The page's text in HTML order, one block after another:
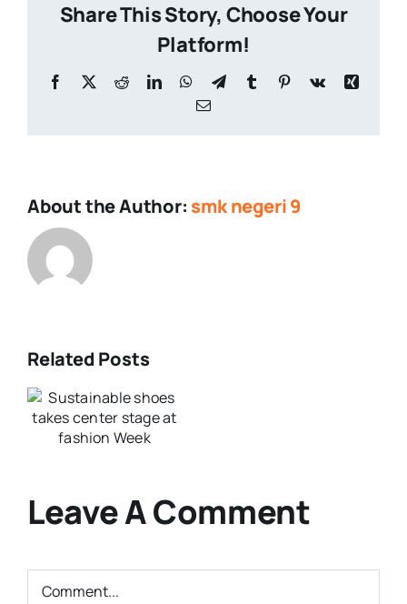
Share This Story, Choose Your
Platform!
Facebook
X RedditLinkedInWhatsApp
TelegramTumblr Pinterest
Vk
Xing
Email
About the Author: smk negeri 9
Related Posts
Leave A Comment
Comment